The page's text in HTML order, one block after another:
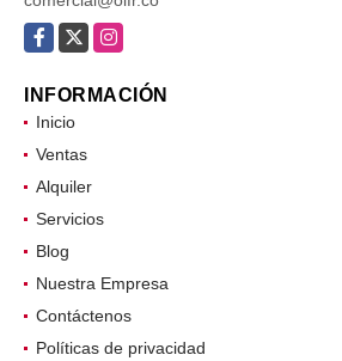
Facebook
X Instagram
INFORMACIÓN
Inicio
Ventas
Alquiler
Servicios
Blog
Nuestra Empresa
Contáctenos
Políticas de privacidad